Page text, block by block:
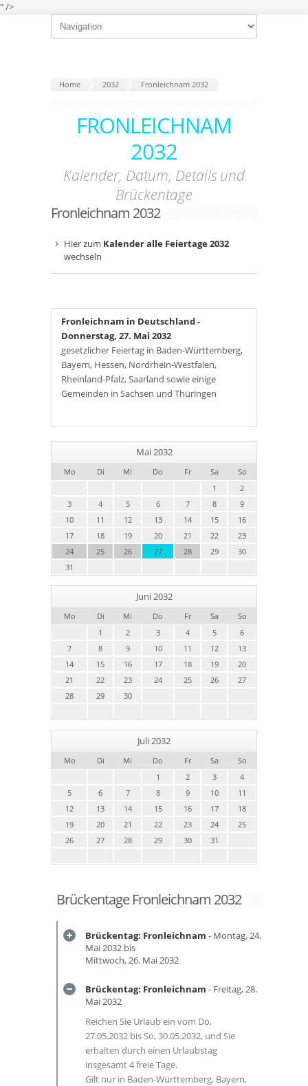
" />
Home 2032 Fronleichnam 2032
FRONLEICHNAM
2032
Kalender, Datum, Details und
Brückentage
Fronleichnam 2032
Hier zum Kalender alle Feiertage 2032
wechseln
Fronleichnam in Deutschland-
Donnerstag, 27. Mai 2032
gesetzlicher Feiertag in Baden-Württemberg,
Bayern, Hessen, Nordrhein-Westfalen,
Rheinland-Pfalz, Saarland sowie einige
Gemeinden in Sachsen und Thüringen
Mai 2032
Mo Di Mi Do Fr Sa
So
1
2
3
4 5 6 7 8
9
10
11 12 13 14 15
16
17
18 19 20 21 22
23
24
25 26 27 28 29
30
31
Juni 2032
Mo Di Mi Do Fr Sa
So
1
2 3 4 5
6
7
8 9 10 11 12
13
14
15 16 17 18 19
20
21
22 23 24 25 26
27
28
29 30
Juli 2032
Mo Di Mi Do Fr Sa
So
1
2 3
4
5
6 7 8 9 10
11
12
13 14 15 16 17
18
19
20 21 22 23 24
25
26
27 28 29 30 31
Brückentage Fronleichnam 2032
Brückentag: Fronleichnam - Montag, 24.
Mai 2032 bis
Mittwoch, 26. Mai 2032
Brückentag: Fronleichnam - Freitag, 28.
Mai 2032
Reichen Sie Urlaub ein vom Do,
27.05.2032 bis So, 30.05.2032, und Sie
erhalten durch einen Urlaubstag
insgesamt 4 freie Tage.
Gilt nur in Baden-Württemberg, Bayern,